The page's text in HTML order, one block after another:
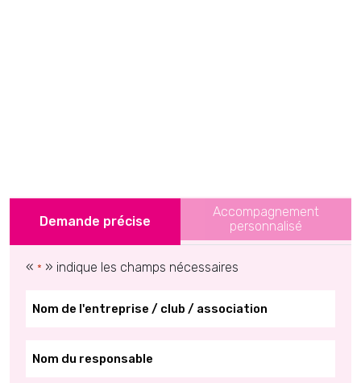
Demande précise
Accompagnement
personnalisé
« * » indique les champs nécessaires